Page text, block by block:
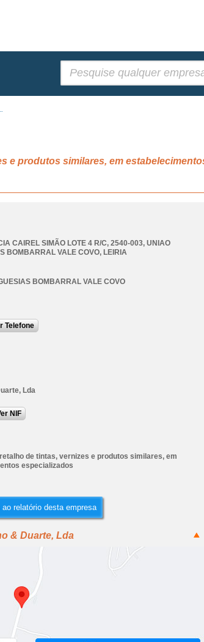
e produtos similares, em
CAIREL SIMÃO LOTE 4 R/C, 2540-003, UNIAO
BOMBARRAL VALE COVO, LEIRIA
BOMBARRAL VALE COVO
Telefone
Lda
NIF
de tintas, vernizes e produtos similares, em
especializados
relatório desta empresa
& Duarte, Lda